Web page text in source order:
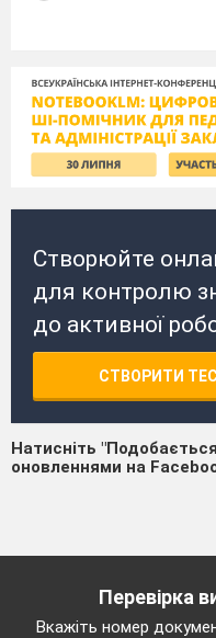
Створюйте
для контролю
до активної
СТВОРИТИ
Натисніть
оновленнями на
Перевірка
Вкажіть номер